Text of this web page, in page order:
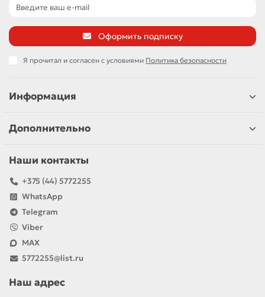
Оформить подписку
Я прочитал и согласен с условиями Политика безопасности
Информация
Дополнительно
Наши контакты
+375 (44) 5772255
WhatsApp
Telegram
Viber
MAX
5772255@list.ru
Наш адрес